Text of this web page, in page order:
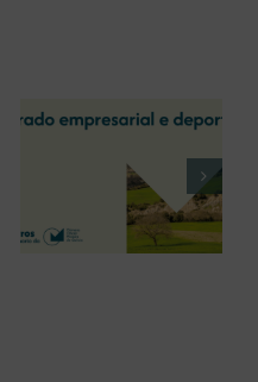
A OIPE e o
CRETUS
presentan as
últimas
innovacións en
restauración